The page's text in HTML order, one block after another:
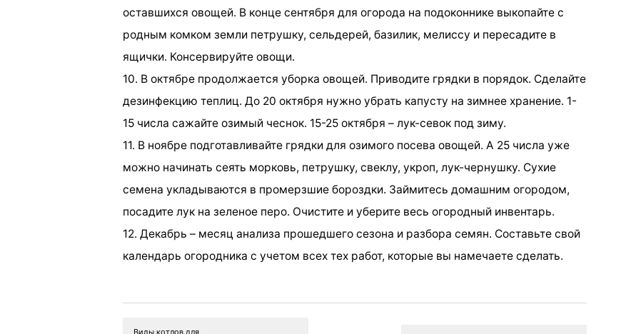
оставшихся овощей. В конце сентября для огорода на подоконнике выкопайте с
родным комком земли петрушку, сельдерей, базилик, мелиссу и пересадите в
ящички. Консервируйте овощи.
10. В октябре продолжается уборка овощей. Приводите грядки в порядок. Сделайте
дезинфекцию теплиц. До 20 октября нужно убрать капусту на зимнее хранение. 1-
15 числа сажайте озимый чеснок. 15-25 октября – лук-севок под зиму.
11. В ноябре подготавливайте грядки для озимого посева овощей. А 25 числа уже
можно начинать сеять морковь, петрушку, свеклу, укроп, лук-чернушку. Сухие
семена укладываются в промерзшие бороздки. Займитесь домашним огородом,
посадите лук на зеленое перо. Очистите и уберите весь огородный инвентарь.
12. Декабрь – месяц анализа прошедшего сезона и разбора семян. Составьте свой
календарь огородника с учетом всех тех работ, которые вы намечаете сделать.
Виды котлов для